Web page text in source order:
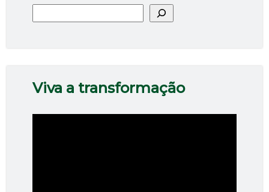
Viva a transformação